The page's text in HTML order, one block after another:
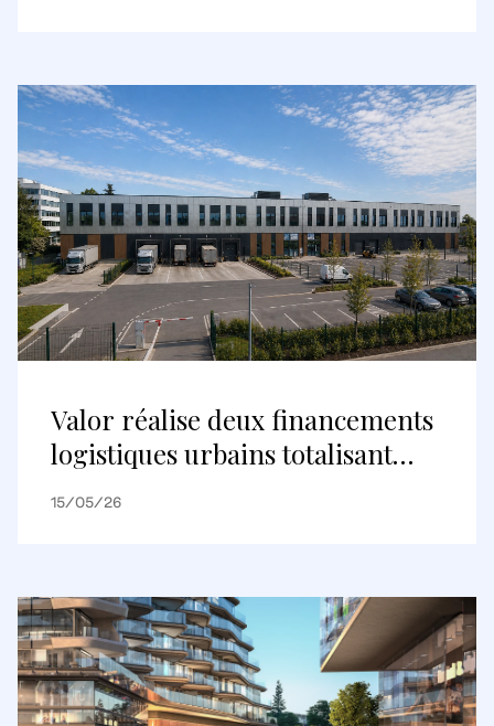
internationale
Valor réalise deux financements
logistiques urbains totalisant
environ 148 millions d’euros avec
lyonnais
15/05/26